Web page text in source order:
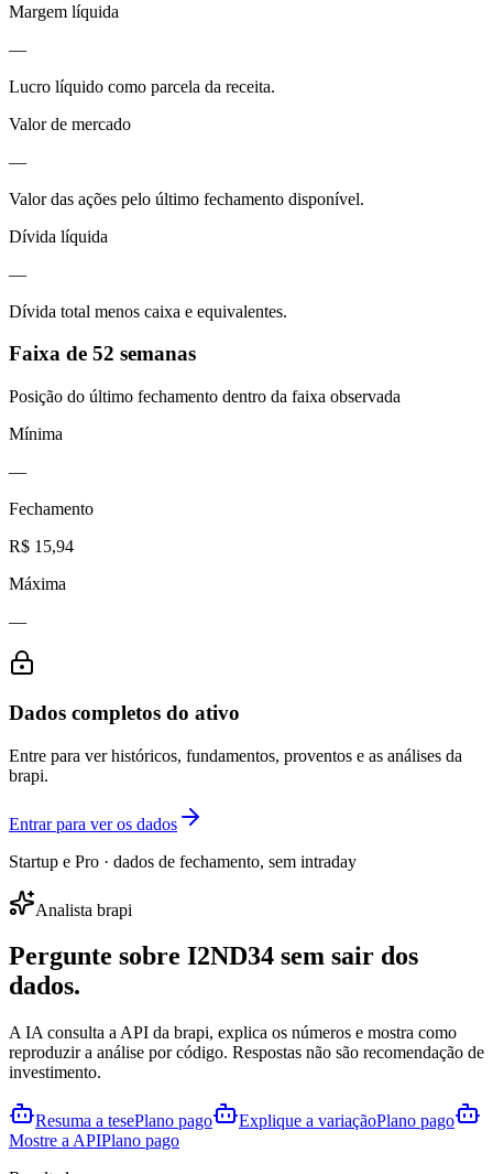
Margem líquida
—
Lucro líquido como parcela da receita.
Valor de mercado
—
Valor das ações pelo último fechamento disponível.
Dívida líquida
—
Dívida total menos caixa e equivalentes.
Faixa de 52 semanas
Posição do último fechamento dentro da faixa observada
Mínima
—
Fechamento
R$ 15,94
Máxima
—
Dados completos do ativo
Entre para ver históricos, fundamentos, proventos e as análises da
brapi.
Entrar para ver os dados
Startup e Pro · dados de fechamento, sem intraday
Analista brapi
Pergunte sobre I2ND34 sem sair dos
dados.
A IA consulta a API da brapi, explica os números e mostra como
reproduzir a análise por código. Respostas não são recomendação de
investimento.
Resuma a tesePlano pago Explique a variaçãoPlano pago
Mostre a APIPlano pago